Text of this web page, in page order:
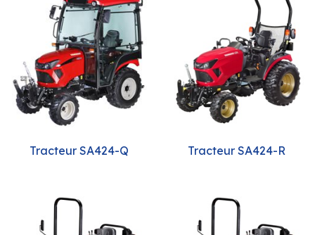
Tracteur SA424-Q Tracteur SA424-R